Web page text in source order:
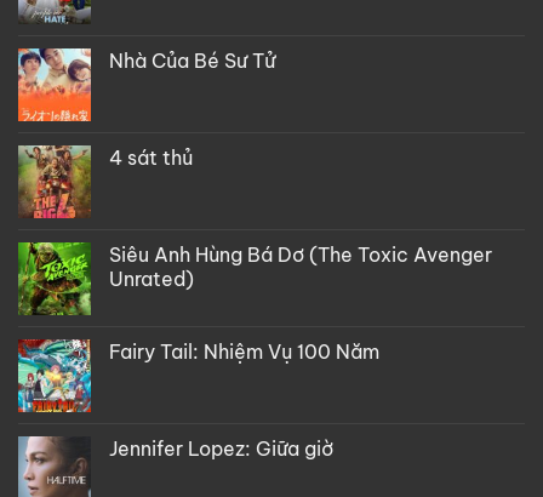
Nhà Của Bé Sư Tử
4 sát thủ
Siêu Anh Hùng Bá Dơ (The Toxic Avenger
Unrated)
Fairy Tail: Nhiệm Vụ 100 Năm
Jennifer Lopez: Giữa giờ